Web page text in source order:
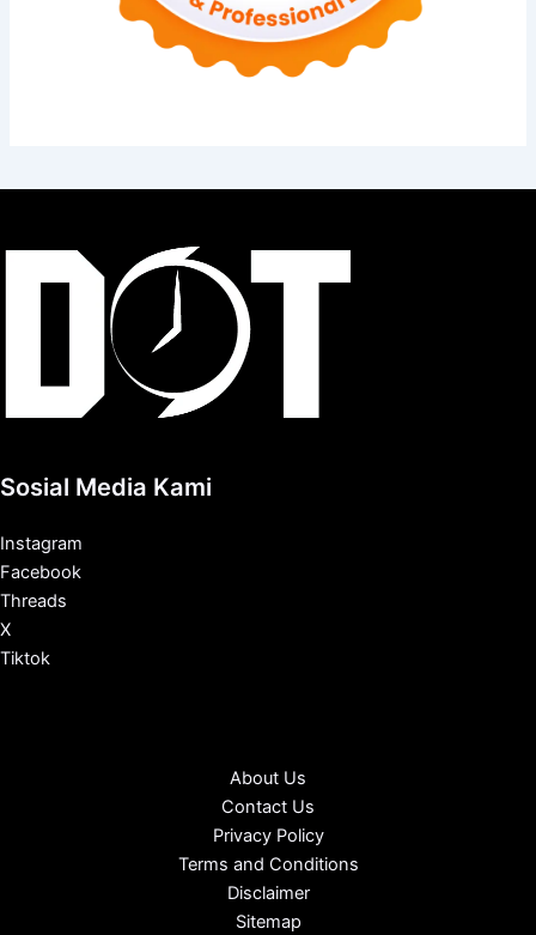
Sosial Media Kami
Instagram
Facebook
Threads
X
Tiktok
About Us
Contact Us
Privacy Policy
Terms and Conditions
Disclaimer
Sitemap